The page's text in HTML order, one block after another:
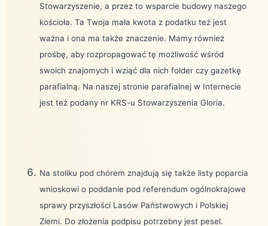
Stowarzyszenie, a przez to wsparcie budowy naszego
kościoła. Ta Twoja mała kwota z podatku też jest
ważna i ona ma także znaczenie. Mamy również
prośbę, aby rozpropagować tę możliwość wśród
swoich znajomych i wziąć dla nich folder czy gazetkę
parafialną. Na naszej stronie parafialnej w Internecie
jest też podany nr KRS-u Stowarzyszenia Gloria.
Na stoliku pod chórem znajdują się także listy poparcia
wnioskowi o poddanie pod referendum ogólnokrajowe
sprawy przyszłości Lasów Państwowych i Polskiej
Ziemi. Do złożenia podpisu potrzebny jest pesel.